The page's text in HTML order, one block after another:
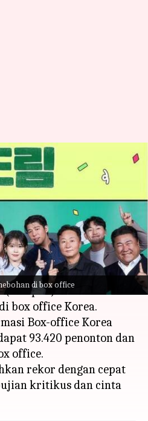
di box office
yang
Seo-joon dan IU
11:49 am
joon dan IUDream
April) dan telah
box office Korea.
Box-office Korea
93.420 penonton dan
office.
rekor dengan cepat
kritikus dan cinta